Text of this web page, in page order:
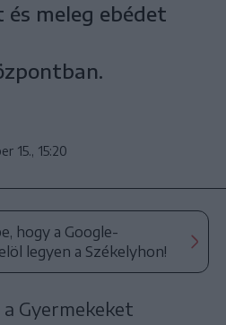
meleg ebédet
15., 15:20
hogy a Google-
legyen a Székelyhon!
Gyermekeket